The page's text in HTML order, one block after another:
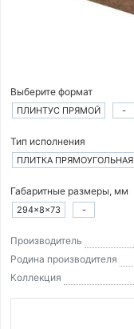
Выберите формат
ПЛИНТУС ПРЯМОЙ -
Тип исполнения
ПЛИТКА ПРЯМОУГОЛЬНАЯ
Габаритные размеры, мм
294×8×73 -
Производитель
Родина производителя
Коллекция